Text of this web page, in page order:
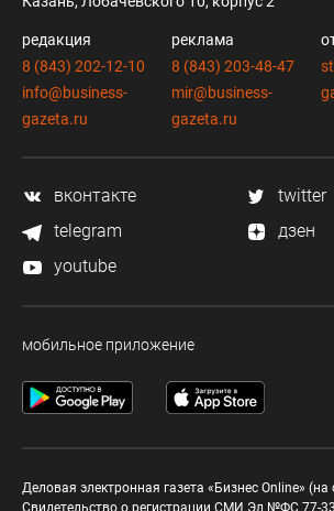
редакция
8 (843) 202-12-10
info@business-
gazeta.ru
реклама
8 (843) 203-48-47
mir@business-
gazeta.ru
вконтакте
twitter
telegram
дзен
youtube
мобильное приложение
Деловая электронная газета «Бизнес Online» (на
Свидетельство о регистрации СМИ Эл №ФС 77-